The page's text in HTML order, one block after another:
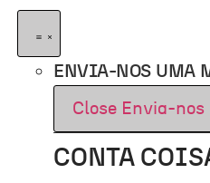
ENVIA-NOS UMA
Close Envia-
CONTA